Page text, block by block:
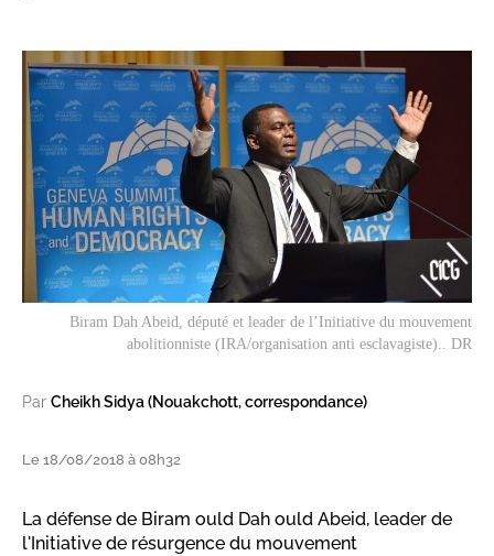
Biram Dah Abeid, député et leader de l’Initiative du mouvement
abolitionniste (IRA/organisation anti esclavagiste).. DR
Par Cheikh Sidya (Nouakchott, correspondance)
Le 18/08/2018 à 08h32
La défense de Biram ould Dah ould Abeid, leader de
l'Initiative de résurgence du mouvement